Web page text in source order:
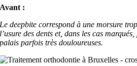
Avant :
Le deepbite correspond à une morsure
l’usure des dents et, dans les cas
palais parfois très douloureuses.